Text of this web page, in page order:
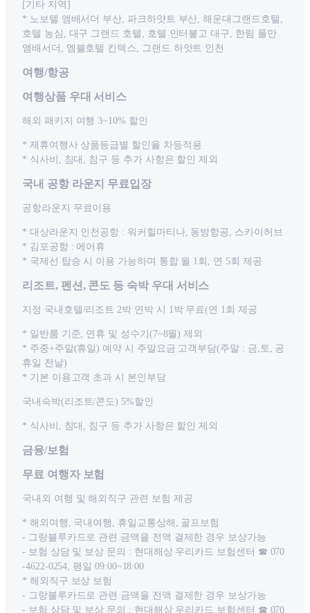
[기타 지역]
* 노보텔 앰배서더 부산, 파크하얏트 부산, 해운대그랜드호텔,
호텔 농심, 대구 그랜드 호텔, 호텔 인터불고 대구, 한림 풀만
앰배서더, 엠블호텔 킨텍스, 그랜드 하얏트 인천
여행/항공
여행상품 우대 서비스
해외 패키지 여행 3~10% 할인
* 제휴여행사 상품등급별 할인율 차등적용
* 식사비, 침대, 침구 등 추가 사항은 할인 제외
국내 공항 라운지 무료입장
공항라운지 무료이용
* 대상라운지 인천공항 : 워커힐마티나, 동방항공, 스카이허브
* 김포공항 : 에어휴
* 국제선 탑승 시 이용 가능하며 통합 월 1회, 연 5회 제공
리조트, 펜션, 콘도 등 숙박 우대 서비스
지정 국내호텔/리조트 2박 연박 시 1박 무료(연 1회 제공
* 일반룸 기준, 연휴 및 성수기(7~8월) 제외
* 주중+주말(휴일) 예약 시 주말요금 고객부담(주말 : 금,토, 공
휴일 전날)
* 기본 이용고객 초과 시 본인부담
국내숙박(리조트/콘도) 5%할인
* 식사비, 침대, 침구 등 추가 사항은 할인 제외
금융/보험
무료 여행자 보험
국내외 여행 및 해외직구 관련 보험 제공
* 해외여행, 국내여행, 휴일교통상해, 골프보험
- 그랑블루카드로 관련 금액을 전액 결제한 경우 보상가능
- 보험 상담 및 보상 문의 : 현대해상 우리카드 보험센터 ☎ 070
-4622-0254, 평일 09:00~18:00
* 해외직구 보상 보험
- 그랑블루카드로 관련 금액을 전액 결제한 경우 보상가능
- 보험 상담 및 보상 문의 : 현대해상 우리카드 보험센터 ☎ 070